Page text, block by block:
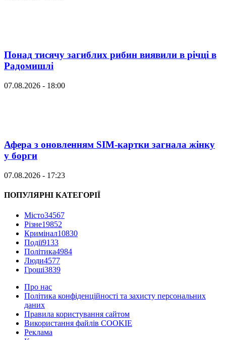
Понад тисячу загиблих рибин виявили в річці в
Радомишлі
07.08.2026 - 18:00
Афера з оновленням SIM-картки загнала жінку
у борги
07.08.2026 - 17:23
ПОПУЛЯРНІ КАТЕГОРІЇ
Місто34567
Різне19852
Кримінал10830
Події9133
Політика4984
Люди4577
Гроші3839
Про нас
Політика конфіденційності та захисту персональних
даних
Правила користування сайтом
Використання файлів COOKIE
Реклама